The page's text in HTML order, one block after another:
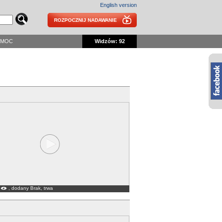
English version
ROZPOCZNIJ NADAWANIE
Widzów: 92
, dodany Brak, trwa